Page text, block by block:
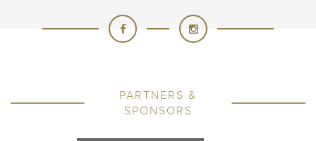
PARTNERS &
SPONSORS